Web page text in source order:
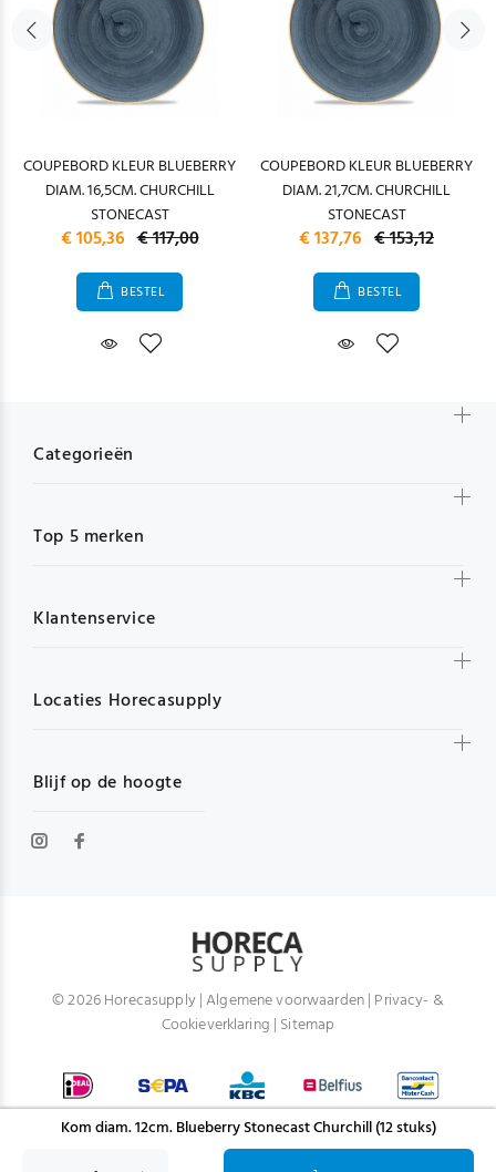
COUPEBORD KLEUR BLUEBERRY
DIAM. 16,5CM. CHURCHILL
STONECAST
€ 105,36 € 117,00
BESTEL
COUPEBORD KLEUR BLUEBERRY
DIAM. 21,7CM. CHURCHILL
STONECAST
€ 137,76 € 153,12
BESTEL
Kom diam. 12cm. Blueberry Stonecast Churchill (12 stuks)
Blijf op de hoogte
Categorieën
Top 5 merken
Klantenservice
Locaties Horecasupply
© 2026 Horecasupply |Algemene voorwaarden| Privacy- &
Cookieverklaring | Sitemap